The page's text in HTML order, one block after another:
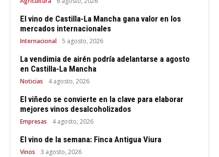
El vino de Castilla-La Mancha gana valor en los
mercados internacionales
Internacional 5 agosto, 2026
La vendimia de airén podría adelantarse a agosto
en Castilla-La Mancha
Noticias 4 agosto, 2026
El viñedo se convierte en la clave para elaborar
mejores vinos desalcoholizados
Empresas 4 agosto, 2026
El vino de la semana: Finca Antigua Viura
Vinos 3 agosto, 2026